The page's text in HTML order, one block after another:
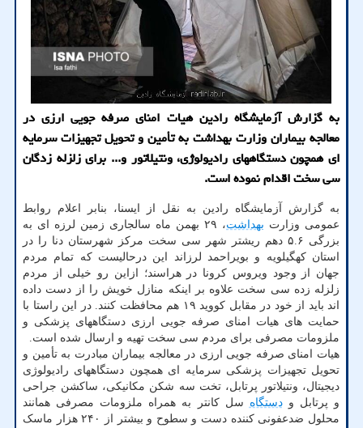
به گزارش آزمایشگاه رادین هیات امنای صرفه جویی ارزی در
معالجه بیماران وزارت بهداشت به تأمین و تحویل تجهیزات سرمایه
ای همچون دستگاههای رادیولوژی، ونتیلاتور و... برای زلزله زدگان
سی سخت اقدام نموده است.
به گزارش آزمایشگاه رادین به نقل از ایسنا، بنابر اعلام روابط
عمومی وزارت بهداشت
، ۲۹ بهمن ماه سالجاری زمین لرزه ای به
بزرگی ۵.۶ دهم ریشتر شهر سی سخت مرکز شهرستان دنا را در
استان کهگیلویه و بویراحمد لرزاند این درحالیست که تمام مردم
جهان از وجود ویروس کرونا در هراسند؛ ازاین رو خیلی از مردم
زلزله زده سی سخت علاوه بر اینکه منازل خویش را از دست داده
اند باید از خود در مقابل کووید ۱۹ هم محافظت کنند. در این راستا با
حمایت های هیات امنای صرفه جویی ارزی دستگاههای پزشکی و
ملزومات مصرفی برای مردم سی سخت تهیه و ارسال شده است.
هیات امنای صرفه جویی ارزی در معالجه بیماران مبادرت به تأمین و
تحویل تجهیزات پزشکی سرمایه ای همچون دستگاههای رادیولوژی
دیجیتال، ونتیلاتور پرتابل، تخت سه شکن مکانیکی، ساکشن جراحی
و پرتابل ودستگاه سل کانتر به همراه ملزومات مصرفی همانند
محلول ضدعفونی کننده دست و سطوح و بیشتر از ۲۴۰ هزار ماسک